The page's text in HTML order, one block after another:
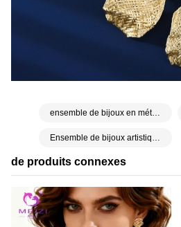
de produits connexes
ensemble de bijoux en métal tissé
Ensemble de bijoux artistiques de luxe (quatre pièces)